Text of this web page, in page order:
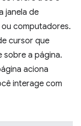
janela de
computadores.
cursor que
sobre a página.
aciona
interage com